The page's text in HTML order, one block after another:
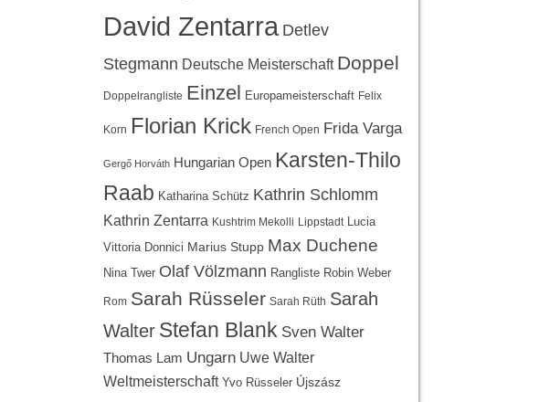
David Zentarra Detlev
Stegmann Deutsche Meisterschaft Doppel
Doppelrangliste Einzel Europameisterschaft Felix
Korn Florian Krick French Open Frida Varga
Gergő Horváth Hungarian Open Karsten-Thilo
Raab Katharina Schütz Kathrin Schlomm
Kathrin Zentarra Kushtrim Mekolli Lippstadt
Lucia
Vittoria Donnici Marius Stupp Max Duchene
Nina Twer Olaf Völzmann Rangliste Robin Weber
Rom Sarah Rüsseler Sarah Rüth Sarah
Walter Stefan Blank Sven Walter
Thomas Lam Ungarn Uwe Walter
Weltmeisterschaft Yvo Rüsseler Újszász